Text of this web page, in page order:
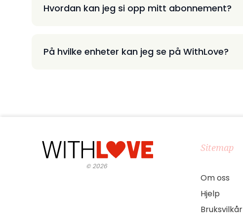
Hvordan kan jeg si opp mitt abonnement?
På hvilke enheter kan jeg se på WithLove?
©2026
Sitemap
Om oss
Hjelp
Bruksvilkår